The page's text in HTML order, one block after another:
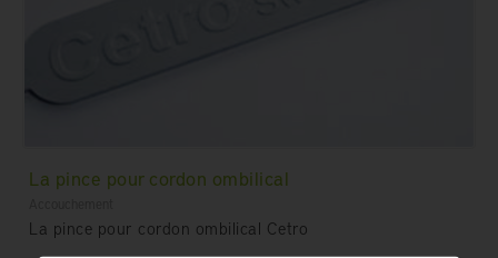
La pince pour cordon ombilical
La pince pour cordon ombilical Cetro